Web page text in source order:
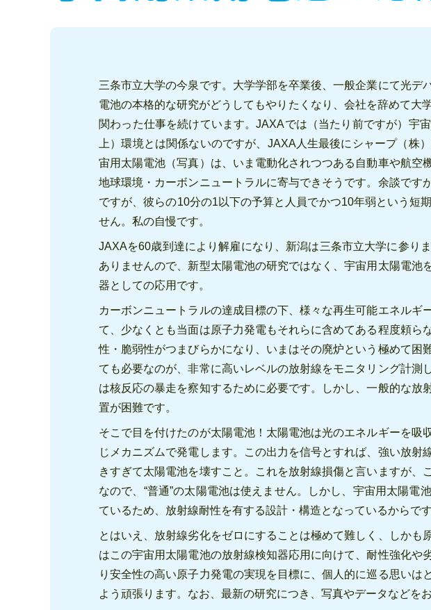
三条市立大学の今泉です。大学学部を卒業後、一般企業にて光
電池の本格的な研究がどうしてもやりたくなり、会社を辞めて
関わった仕事を続けています。JAXAでは（当たり前ですが）宇
上）環境とは関係ないのですが、JAXA人生最後にシャープ（
宙用太陽電池（写真）は、いま電動化されつつある自動車や航
地球環境・カーボンニュートラルに寄与できそうです。余談で
ですが、彼らの10分の1以下の予算と人員でかつ10年弱という短
せん。私の自慢です。
JAXAを60歳到達により解雇になり、新潟は三条市立大学に参り
ありませんので、新型太陽電池の研究ではなく、宇宙用太陽電
器としての応用です。
カーボンニュートラルの達成目標の下、様々な再生可能エネル
て、少なくとも当面は原子力発電もそれらに含めてある程度頼
性・脆弱性がつまびらかになり、いまはその廃炉という極めて
ても必要なのが、非常に高いレベルの放射線をモニタリング計
は核反応の暴走を察知するために必要です。しかし、一般的な
置が困難です。
そこで目を付けたのが太陽電池！太陽電池は光のエネルギーを
じメカニズムで発電します。この出力を信号とすれば、強い放
きすぎて太陽電池を壊すこと。これを放射線損傷と言いますが、
なので、“普通”の太陽電池は使えません。しかし、宇宙用太陽
ているため、放射線耐性を有する設計・構造となっているからで
とはいえ、放射線劣化をゼロにすることは極めて難しく、しか
はこの宇宙用太陽電池の放射線検知器応用に向けて、耐性強化
り安全性の高い原子力発電の実現を目標に、個人的に巡る思い
よう頑張ります。なお、最新の研究につき、写真やデータなどを